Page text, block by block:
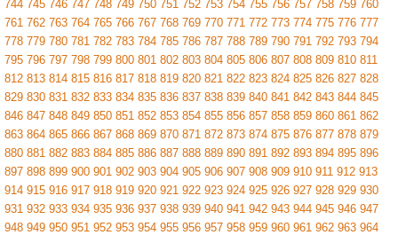
744 745 746 747 748 749 750 751 752 753 754 755 756 757 758 759 760
761 762 763 764 765 766 767 768 769 770 771 772 773 774 775 776 777
778 779 780 781 782 783 784 785 786 787 788 789 790 791 792 793 794
795 796 797 798 799 800 801 802 803 804 805 806 807 808 809 810 811
812 813 814 815 816 817 818 819 820 821 822 823 824 825 826 827 828
829 830 831 832 833 834 835 836 837 838 839 840 841 842 843 844 845
846 847 848 849 850 851 852 853 854 855 856 857 858 859 860 861 862
863 864 865 866 867 868 869 870 871 872 873 874 875 876 877 878 879
880 881 882 883 884 885 886 887 888 889 890 891 892 893 894 895 896
897 898 899 900 901 902 903 904 905 906 907 908 909 910 911 912 913
914 915 916 917 918 919 920 921 922 923 924 925 926 927 928 929 930
931 932 933 934 935 936 937 938 939 940 941 942 943 944 945 946 947
948 949 950 951 952 953 954 955 956 957 958 959 960 961 962 963 964